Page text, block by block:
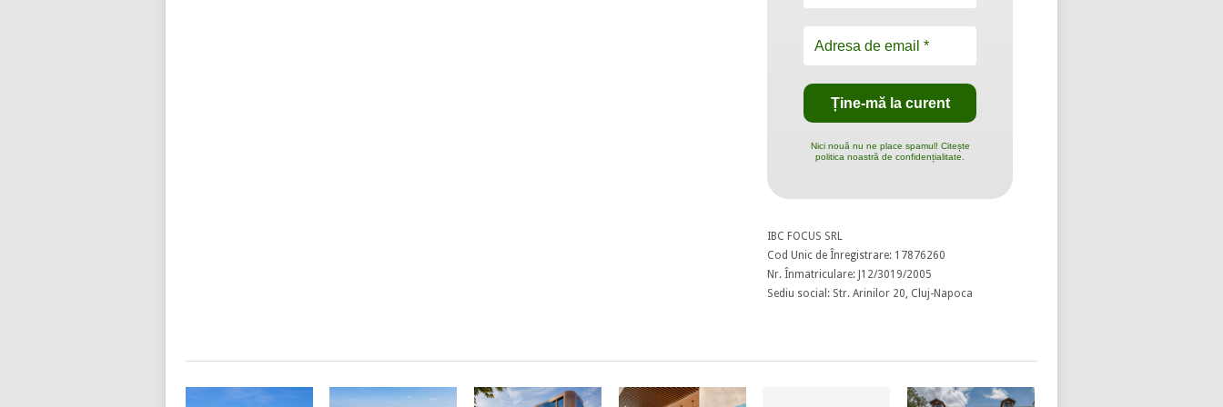
Nici nouă nu ne place spamul! Citește
politica noastră de confidențialitate.
IBC FOCUS SRL
Cod Unic de Înregistrare: 17876260
Nr. Înmatriculare: J12/3019/2005
Sediu social: Str. Arinilor 20, Cluj-Napoca